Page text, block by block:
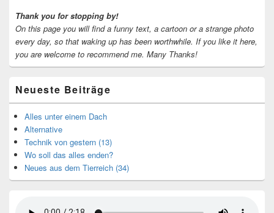
Thank you for stopping by!
On this page you will find a funny text, a cartoon or a strange photo
every day, so that waking up has been worthwhile. If you like it here,
you are welcome to recommend me. Many Thanks!
Neueste Beiträge
Alles unter einem Dach
Alternative
Technik von gestern (13)
Wo soll das alles enden?
Neues aus dem Tierreich (34)